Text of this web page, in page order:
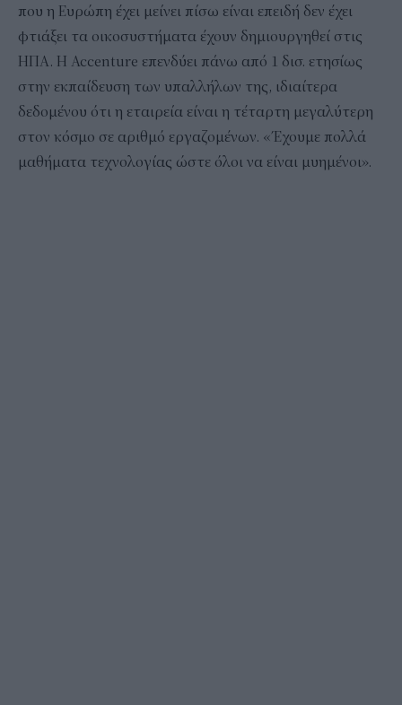
που η Ευρώπη έχει μείνει πίσω είναι επειδή δεν έχει
φτιάξει τα οικοσυστήματα έχουν δημιουργηθεί στις
ΗΠΑ. Η Accenture επενδύει πάνω από 1 δισ. ετησίως
στην εκπαίδευση των υπαλλήλων της, ιδιαίτερα
δεδομένου ότι η εταιρεία είναι η τέταρτη μεγαλύτερη
στον κόσμο σε αριθμό εργαζομένων. «Έχουμε πολλά
μαθήματα τεχνολογίας ώστε όλοι να είναι μυημένοι».